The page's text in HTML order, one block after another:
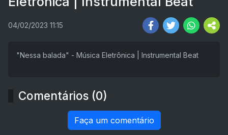
04/02/2023 11:15
"Nessa balada" - Música Eletrônica | Instrumental Beat
Comentários (0)
Faça um comentário